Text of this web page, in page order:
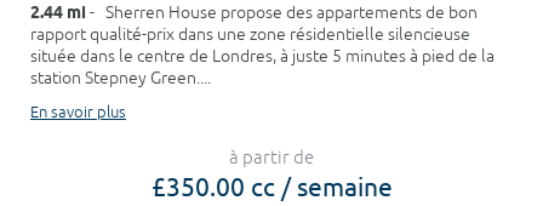
2.44 mi - Sherren House propose des appartements de bon
rapport qualité-prix dans une zone résidentielle silencieuse
située dans le centre de Londres, à juste 5 minutes à pied de la
station Stepney Green....
En savoir plus
à partir de
£350.00 cc / semaine